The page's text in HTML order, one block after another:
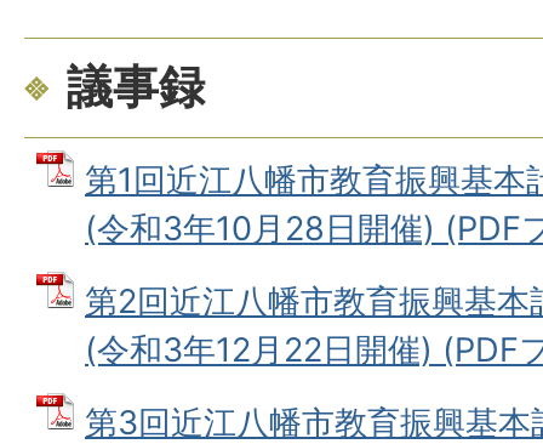
議事録
第1回近江八幡市教育振興基本
(令和3年10月28日開催) (PDF
第2回近江八幡市教育振興基
(令和3年12月22日開催) (PDF
第3回近江八幡市教育振興基